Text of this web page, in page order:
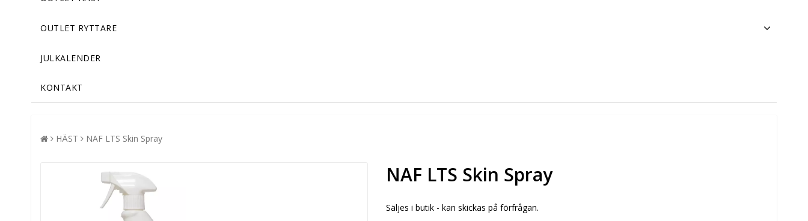
OUTLET RYTTARE
JULKALENDER
KONTAKT
HÄST NAF LTS Skin Spray
NAF LTS Skin Spray
Säljes i butik - kan skickas på förfrågan.